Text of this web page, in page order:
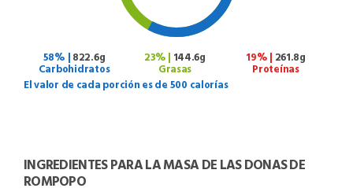
58% | 822.6g
Carbohidratos
23% | 144.6g
Grasas
19% | 261.8g
Proteínas
El valor de cada porción es de 500 calorías
INGREDIENTES PARA LA MASA DE LAS DONAS DE
ROMPOPO